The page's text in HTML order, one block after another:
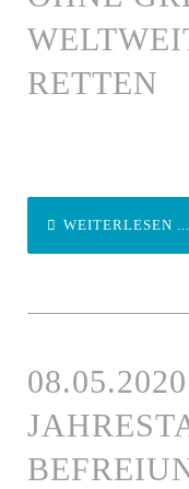
RETTEN
WEITERLESEN ...